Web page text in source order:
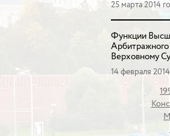
25 марта 2014
Функции
Верховному
14 февраля